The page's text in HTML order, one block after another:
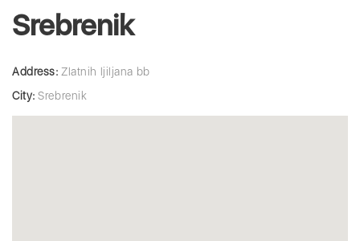
Srebrenik
Address: Zlatnih ljiljana bb
City: Srebrenik